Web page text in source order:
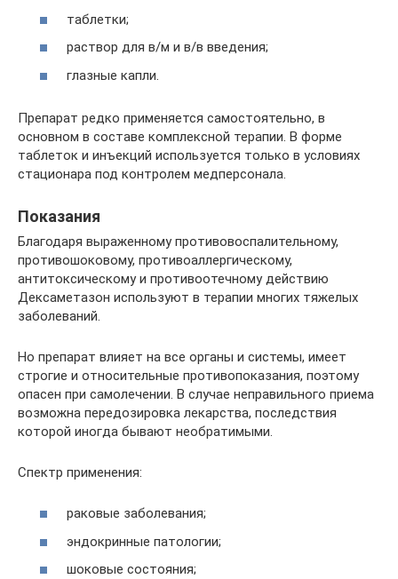
таблетки;
раствор для в/м и в/в введения;
глазные капли.
Препарат редко применяется самостоятельно, в
основном в составе комплексной терапии. В форме
таблеток и инъекций используется только в условиях
стационара под контролем медперсонала.
Показания
Благодаря выраженному противовоспалительному,
противошоковому, противоаллергическому,
антитоксическому и противоотечному действию
Дексаметазон используют в терапии многих тяжелых
заболеваний.
Но препарат влияет на все органы и системы, имеет
строгие и относительные противопоказания, поэтому
опасен при самолечении. В случае неправильного приема
возможна передозировка лекарства, последствия
которой иногда бывают необратимыми.
Спектр применения:
раковые заболевания;
эндокринные патологии;
шоковые состояния;